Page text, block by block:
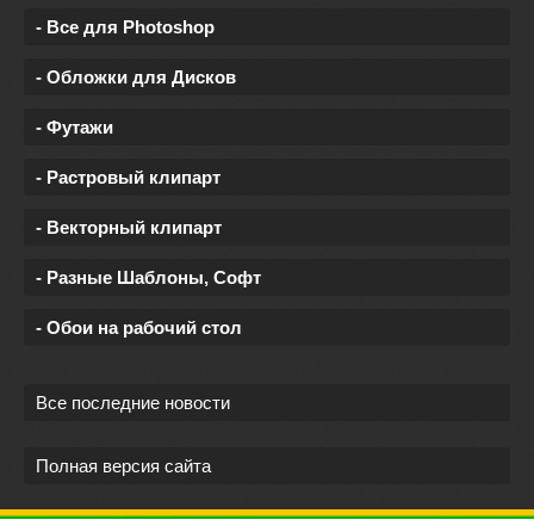
- Все для Photoshop
- Обложки для Дисков
- Футажи
- Растровый клипарт
- Векторный клипарт
- Разные Шаблоны, Софт
- Обои на рабочий стол
Все последние новости
Полная версия сайта